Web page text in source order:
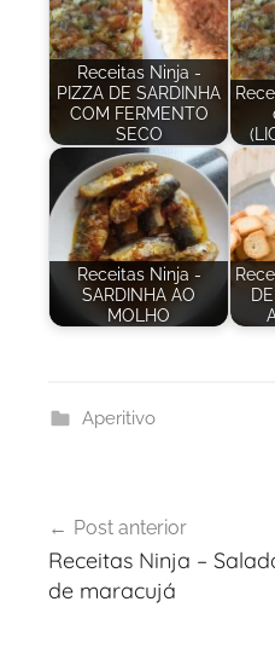
Receitas Ninja -
PIZZA DE SARDINHA
COM FERMENTO
SECO
Receitas Ninja -
SARDINHA AO
MOLHO
Aperitivo
de
Post
Post anterior
Receitas Ninja –
de maracujá